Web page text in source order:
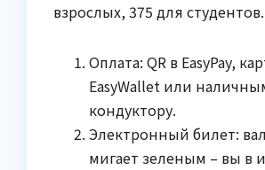
взрослых, 375 для студентов.
Оплата: QR в EasyPay,
EasyWallet или
кондуктору.
Электронный билет:
мигает зеленым – вы в